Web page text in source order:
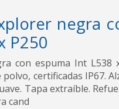
negra
P250
con espuma Int L538
certificadas IP67.
Tapa extraíble.
cand